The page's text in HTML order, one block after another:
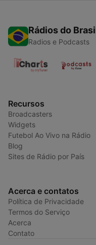
Rádios do
Radios e Podcasts
Recursos
Broadcasters
Widgets
Futebol Ao Vivo na Rádio
Blog
Sites de Rádio por País
Acerca e contatos
Política de Privacidade
Termos do Serviço
Acerca
Contato